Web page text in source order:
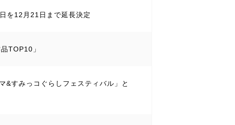
を12月21日まで延長決定
TOP10」
&すみっコぐらしフェスティバル」と